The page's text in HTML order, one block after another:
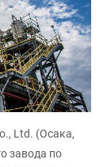
Ltd. (Осака,
завода по